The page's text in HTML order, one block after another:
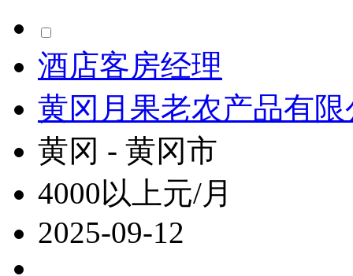
酒店客房经理
黄冈月果老农产品有限
黄冈 - 黄冈市
4000以上元/月
2025-09-12